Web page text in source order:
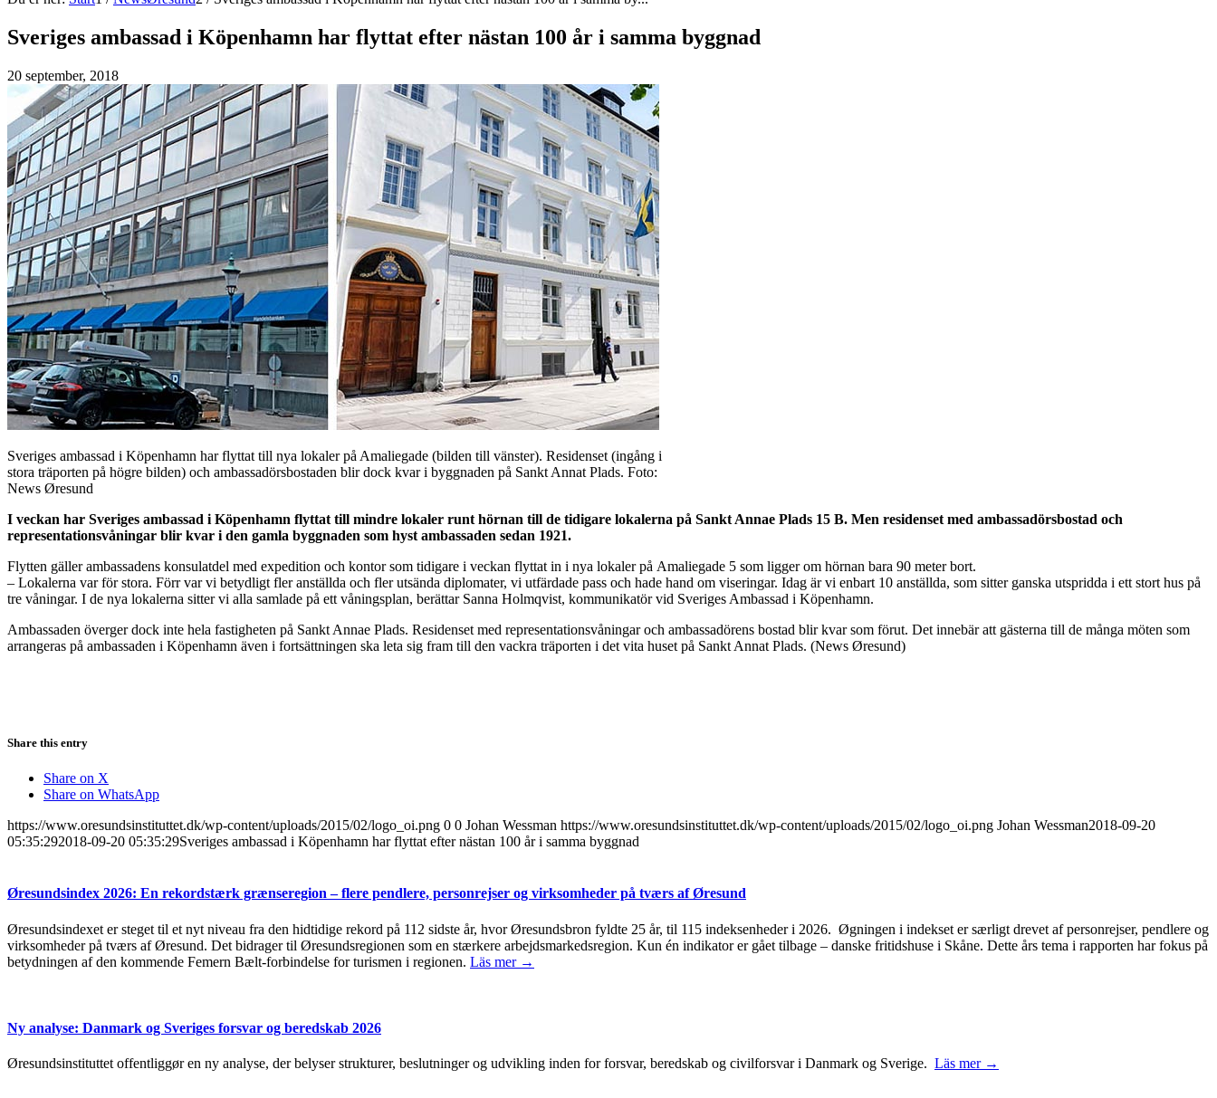
Sveriges ambassad i Köpenhamn har flyttat efter nästan 100 år i samma byggnad
20 september, 2018
Sveriges ambassad i Köpenhamn har flyttat till nya lokaler på Amaliegade (bilden till vänster). Residenset (ingång i
stora träporten på högre bilden) och ambassadörsbostaden blir dock kvar i byggnaden på Sankt Annat Plads. Foto:
News Øresund
I veckan har Sveriges ambassad i Köpenhamn flyttat till mindre lokaler runt hörnan till de tidigare lokalerna på Sankt Annae Plads 15 B. Men residenset med ambassadörsbostad och
representationsvåningar blir kvar i den gamla byggnaden som hyst ambassaden sedan 1921.
Flytten gäller ambassadens konsulatdel med expedition och kontor som tidigare i veckan flyttat in i nya lokaler på Amaliegade 5 som ligger om hörnan bara 90 meter bort.
– Lokalerna var för stora. Förr var vi betydligt fler anställda och fler utsända diplomater, vi utfärdade pass och hade hand om viseringar. Idag är vi enbart 10 anställda, som sitter ganska utspridda i ett stort hus på
tre våningar. I de nya lokalerna sitter vi alla samlade på ett våningsplan, berättar Sanna Holmqvist, kommunikatör vid Sveriges Ambassad i Köpenhamn.
Ambassaden överger dock inte hela fastigheten på Sankt Annae Plads. Residenset med representationsvåningar och ambassadörens bostad blir kvar som förut. Det innebär att gästerna till de många möten som
arrangeras på ambassaden i Köpenhamn även i fortsättningen ska leta sig fram till den vackra träporten i det vita huset på Sankt Annat Plads. (News Øresund)
Share this entry
Share on X
Share on WhatsApp
https://www.oresundsinstituttet.dk/wp-content/uploads/2015/02/logo_oi.png 0 0 Johan Wessman https://www.oresundsinstituttet.dk/wp-content/uploads/2015/02/logo_oi.png Johan Wessman2018-09-20
05:35:292018-09-20 05:35:29Sveriges ambassad i Köpenhamn har flyttat efter nästan 100 år i samma byggnad
Øresundsindex 2026: En rekordstærk grænseregion – flere pendlere, personrejser og virksomheder på tværs af Øresund
Øresundsindexet er steget til et nyt niveau fra den hidtidige rekord på 112 sidste år, hvor Øresundsbron fyldte 25 år, til 115 indeksenheder i 2026. Øgningen i indekset er særligt drevet af personrejser, pendlere og
virksomheder på tværs af Øresund. Det bidrager til Øresundsregionen som en stærkere arbejdsmarkedsregion. Kun én indikator er gået tilbage – danske fritidshuse i Skåne. Dette års tema i rapporten har fokus på
betydningen af den kommende Femern Bælt-forbindelse for turismen i regionen. Läs mer →
Ny analyse: Danmark og Sveriges forsvar og beredskab 2026
Øresundsinstituttet offentliggør en ny analyse, der belyser strukturer, beslutninger og udvikling inden for forsvar, beredskab og civilforsvar i Danmark og Sverige. Läs mer →